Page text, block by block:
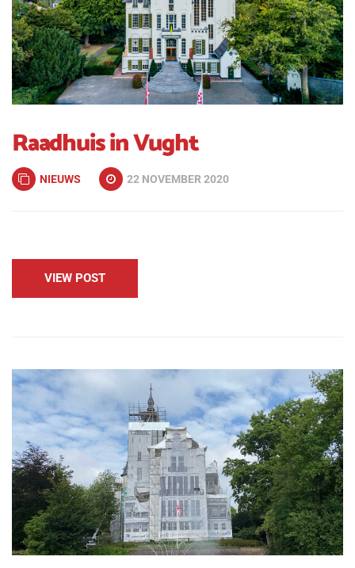
Raadhuis in Vught
NIEUWS 22 NOVEMBER 2020
VIEW POST